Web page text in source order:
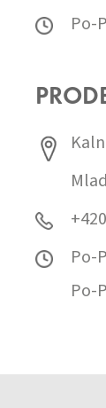
Po-
Po-
Po-